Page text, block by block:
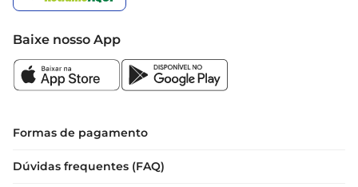
Baixe nosso App
Formas de pagamento
Dúvidas frequentes (FAQ)